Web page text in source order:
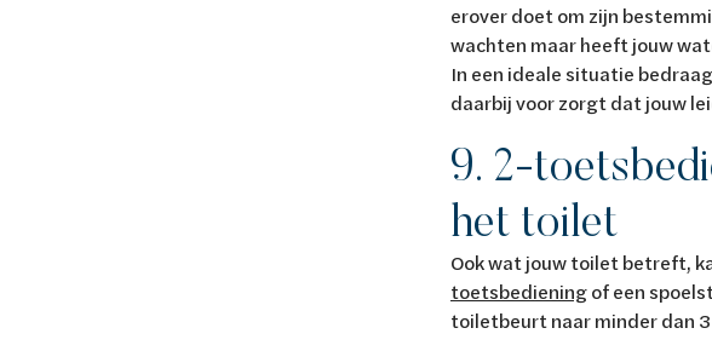
erover doet om zijn
wachten maar heeft jouw
In een ideale situatie
daarbij voor zorgt dat jouw
9. 2-
het toilet
Ook wat jouw toilet betreft,
toetsbedieningof een
toiletbeurt naar minder dan